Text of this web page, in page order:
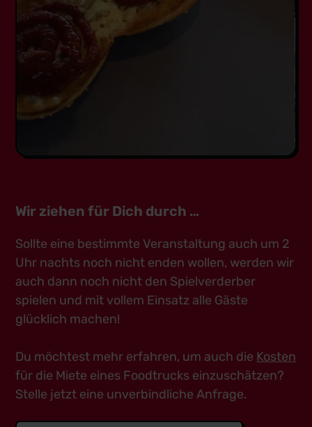
Wir ziehen für Dich durch …
Sollte eine bestimmte Veranstaltung auch um 2
Uhr nachts noch nicht enden wollen, werden wir
auch dann noch nicht den Spielverderber
spielen und mit vollem Einsatz alle Gäste
glücklich machen!
Du möchtest mehr erfahren, um auch die Kosten
für die Miete eines Foodtrucks einzuschätzen?
Stelle jetzt eine unverbindliche Anfrage.